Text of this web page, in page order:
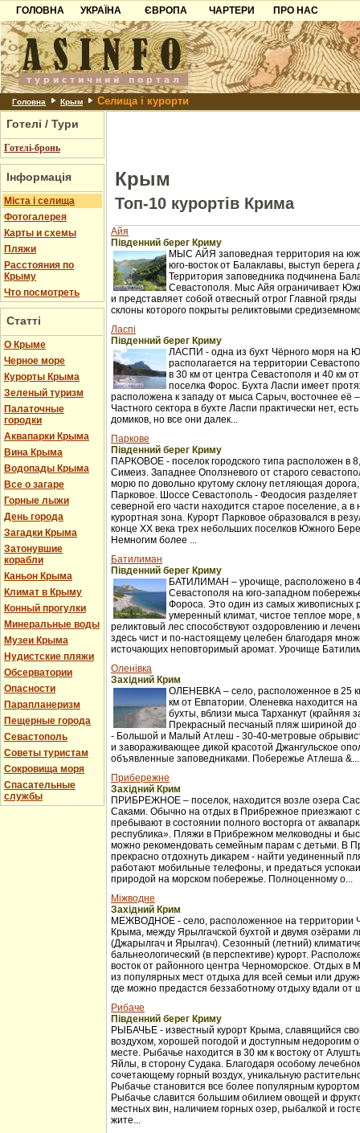
ГОЛОВНА
УКРАЇНА
Карпати
Азов
Причорноморря
Шацьк
ЄВРОПА
Чорногорія
Хорватія
Болгарія
Албанія
ЧАРТЕРИ
ПРО НАС
Контакти
Партнерам
Додати готель
Головна Крым Селища і курорти
Готелі / Тури
Готелі-бронь
Інформація
Міста і селища
Фотогалерея
Карты и схемы
Пляжи
Расстояния по
Крыму
Что посмотреть
Статті
О Крыме
Черное море
Курорты Крыма
Зеленый туризм
Палаточные
городки
Аквапарки Крыма
Вина Крыма
Водопады Крыма
Все о загаре
Горные лыжи
День города
Загадки Крыма
Затонувшие
корабли
Каньон Крыма
Климат в Крыму
Конный прогулки
Минеральные воды
Музеи Крыма
Нудистские пляжи
Обсерватории
Опасности
Парапланеризм
Пещерные города
Севастополь
Советы туристам
Сокровища моря
Спасательные
службы
Крым
Топ-10 курортів Крима
Айя
Південний берег Криму
МЫС АЙЯ заповедная территория на
юго-восток от Балаклавы, выступ
Территория заповедника подчинена
Севастополя. Мыс Айя ограничивает
и представляет собой отвесный отрог Главной
склоны которого покрыты реликтовыми
Ласпі
Південний берег Криму
ЛАСПИ - одна из бухт Чёрного моря на
располагается на территории
в 30 км от центра Севастополя и 40 км
поселка Форос. Бухта Ласпи имеет
расположена к западу от мыса Сарыч, восточнее её
Частного сектора в бухте Ласпи практически нет,
домиков, но все они далек...
Паркове
Південний берег Криму
ПАРКОВОЕ - поселок городского типа расположен в
Симеиз. Западнее Оползневого от старого
морю по довольно крутому склону петляющая
Парковое. Шоссе Севастополь - Феодосия разделяет
северной его части находится старое поселение, а
курортная зона. Курорт Парковое образовался в
конце XX века трех небольших поселков Южного
Немногим более ...
Батилиман
Південний берег Криму
БАТИЛИМАН – урочище, расположено в
Севастополя на юго-западном
Фороса. Это один из самых живописных
умеренный климат, чистое теплое
реликтовый лес способствуют оздоровлению и
здесь чист и по-настоящему целебен благодаря
источающих неповторимый аромат. Урочище
Оленівка
Західний Крим
ОЛЕНЕВКА – село, расположенное в 25
км от Евпатории. Оленевка находится
бухты, вблизи мыса Тарханкут (крайняя
Прекрасный песчаный пляж шириной до
- Большой и Малый Атлеш - 30-40-метровые
и завораживающее дикой красотой Джангульское
объявленные заповедниками. Побережье Атлеша &...
Прибережне
Західний Крим
ПРИБРЕЖНОЕ – поселок, находится возле озера
Саками. Обычно на отдых в Прибрежное приезжают
пребывают в состоянии полного восторга от
республика». Пляжи в Прибрежном мелководны и
можно рекомендовать семейным парам с детьми. В
прекрасно отдохнуть дикарем - найти уединенный
работают мобильные телефоны, и предаться
природой на морском побережье. Полноценному о...
Міжводне
Західний Крим
МЕЖВОДНОЕ - село, расположенное на территории
Крыма, между Ярылгачской бухтой и двумя озёрами
(Джарылгач и Ярылгач). Сезонный (летний)
бальнеологический (в перспективе) курорт.
восток от районного центра Черноморское. Отдых в
из популярных мест отдыха для всей семьи или
где можно предастся беззаботному отдыху вдали от
Рибаче
Південний берег Криму
РЫБАЧЬЕ - известный курорт Крыма, славящийся
воздухом, хорошей погодой и доступным недорогим
месте. Рыбачье находится в 30 км к востоку от
Яйлы, в сторону Судака. Благодаря особому
сочетающему горный воздух, уникальную
Рыбачье становится все более популярным
Рыбачье славится большим обилием овощей и
местных вин, наличием горных озер, рыбалкой и
жите...